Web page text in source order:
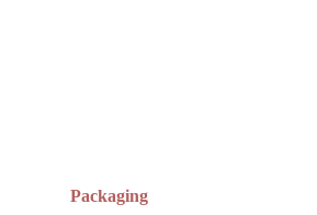
Packaging